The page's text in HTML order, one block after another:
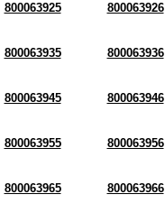
800063925 800063926
800063935 800063936
800063945 800063946
800063955 800063956
800063965 800063966